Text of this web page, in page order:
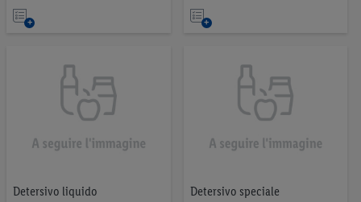
Nell’elenco Nell’elenco
Detersivo liquido Detersivo speciale